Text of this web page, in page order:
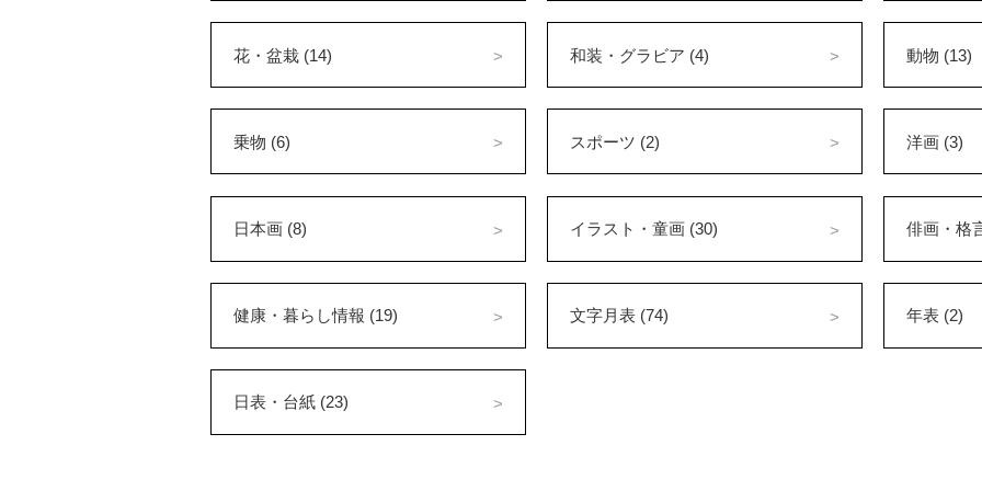
花・盆栽 (14) 和装・グラビア (4) 動物 (13)
乗物 (6) スポーツ (2) 洋画 (3)
日本画 (8) イラスト・童画 (30) 俳画・格
健康・暮らし情報 (19) 文字月表 (74) 年表 (2)
日表・台紙 (23)